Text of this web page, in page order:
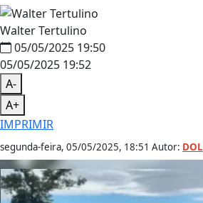
Walter Tertulino
05/05/2025 19:50
05/05/2025 19:52
A-
A+
IMPRIMIR
segunda-feira, 05/05/2025, 18:51 Autor: DOL